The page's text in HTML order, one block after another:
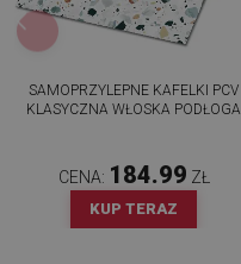
SAMOPRZYLEPNE KAFELKI PCV
KLASYCZNA WŁOSKA PODŁOGA
CENA: 184.99 ZŁ
KUP TERAZ